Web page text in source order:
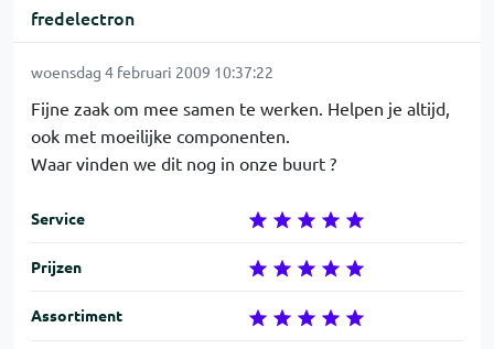
fredelectron
woensdag 4 februari 2009 10:37:22
Fijne zaak om mee samen te werken. Helpen je altijd,
ook met moeilijke componenten.
Waar vinden we dit nog in onze buurt ?
Service
Prijzen
Assortiment